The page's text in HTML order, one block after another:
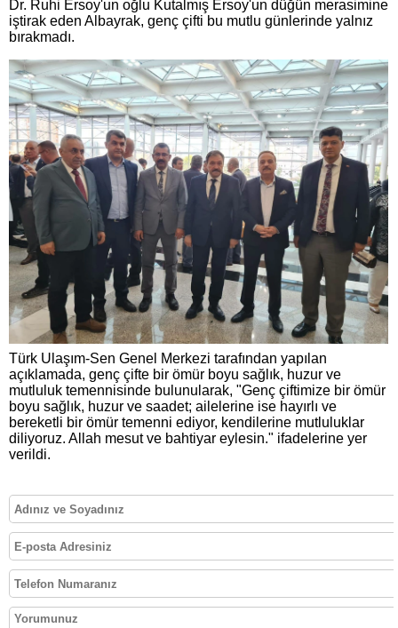
Dr. Ruhi Ersoy'un oğlu Kutalmış Ersoy'un düğün merasimine
iştirak eden Albayrak, genç çifti bu mutlu günlerinde yalnız
bırakmadı.
Türk Ulaşım-Sen Genel Merkezi tarafından yapılan
açıklamada, genç çifte bir ömür boyu sağlık, huzur ve
mutluluk temennisinde bulunularak, "Genç çiftimize bir ömür
boyu sağlık, huzur ve saadet; ailelerine ise hayırlı ve
bereketli bir ömür temenni ediyor, kendilerine mutluluklar
diliyoruz. Allah mesut ve bahtiyar eylesin." ifadelerine yer
verildi.